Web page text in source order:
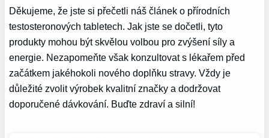
Děkujeme, že jste si přečetli náš článek o přírodních
testosteronových tabletech. Jak jste se dočetli, tyto
produkty mohou být skvělou volbou pro zvýšení síly a
energie. Nezapomeňte však konzultovat s lékařem před
začátkem jakéhokoli nového doplňku stravy. Vždy je
důležité zvolit výrobek kvalitní značky a dodržovat
doporučené dávkování. Buďte zdraví a silní!